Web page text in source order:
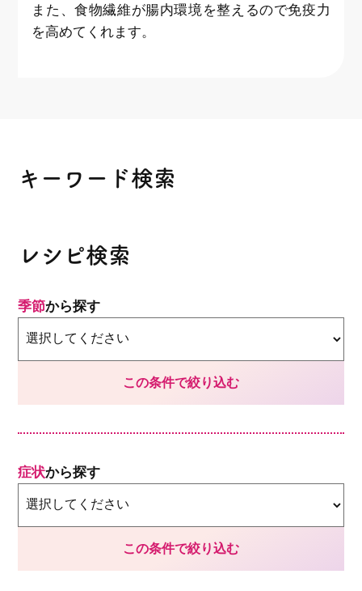
また、食物繊維が腸内環境を整えるので免疫力
を高めてくれます。
キーワード検索
レシピ検索
季節から探す
症状から探す